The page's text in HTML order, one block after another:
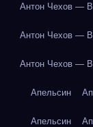
Антон Чехов —
Антон Чехов —
Антон Чехов —
Апельсин
Апельсин